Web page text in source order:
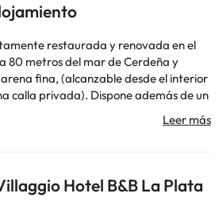
restaurada y renovada en el
80 metros del mar de Cerdeña y
fina, (alcanzable desde el interior
calla privada). Dispone además de un
niños, un recorrido en la naturalezza
de bolas, una pista de tenis, mesa de
(abierta 01/05-25/09), rodeada por
hará de cornisa a vuestras noches
Hotel B&B La Plata